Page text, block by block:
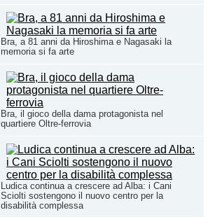
Bra, a 81 anni da Hiroshima e Nagasaki la
memoria si fa arte
Bra, il gioco della dama protagonista nel
quartiere Oltre-ferrovia
Ludica continua a crescere ad Alba: i Cani
Sciolti sostengono il nuovo centro per la
disabilità complessa